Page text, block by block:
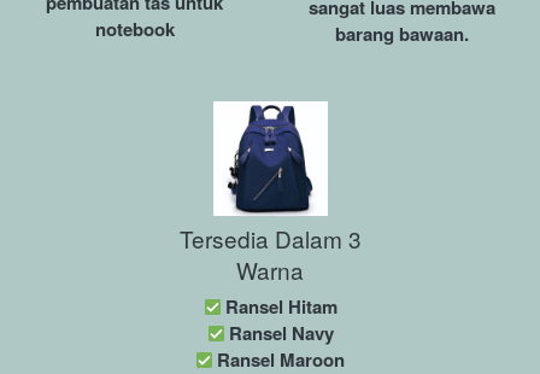
notebook
sangat luas membawa
barang bawaan.
Tersedia Dalam 3
Warna
Ransel Hitam
Ransel Navy
Ransel Maroon